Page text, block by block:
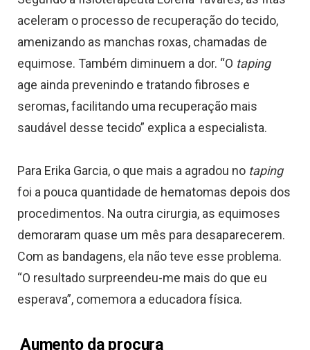
aceleram o processo de recuperação do tecido,
amenizando as manchas roxas, chamadas de
equimose. Também diminuem a dor. “O taping
age ainda prevenindo e tratando fibroses e
seromas, facilitando uma recuperação mais
saudável desse tecido” explica a especialista.
Para Erika Garcia, o que mais a agradou no taping
foi a pouca quantidade de hematomas depois dos
procedimentos. Na outra cirurgia, as equimoses
demoraram quase um mês para desaparecerem.
Com as bandagens, ela não teve esse problema.
“O resultado surpreendeu-me mais do que eu
esperava”, comemora a educadora física.
Aumento da procura